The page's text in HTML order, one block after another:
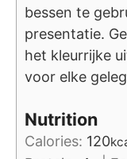
bessen te
presentatie.
het kleurrijke
voor elke
Nutrition
Calories: 120